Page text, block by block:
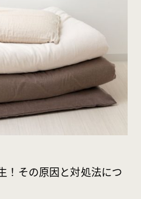
！その原因と対処法につ